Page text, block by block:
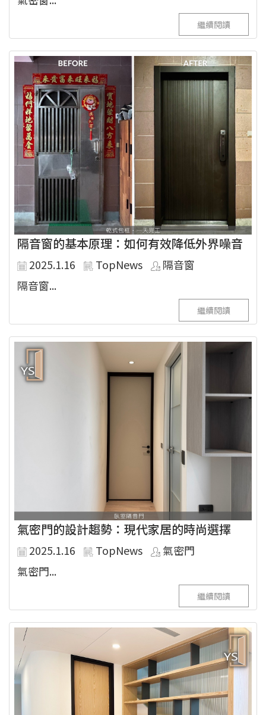
繼續閱讀
隔音窗的基本原理：如何有效降低外界噪音
2025.1.16 TopNews
隔音窗
隔音窗...
繼續閱讀
氣密門的設計趨勢：現代家居的時尚選擇
2025.1.16 TopNews
氣密門
氣密門...
繼續閱讀